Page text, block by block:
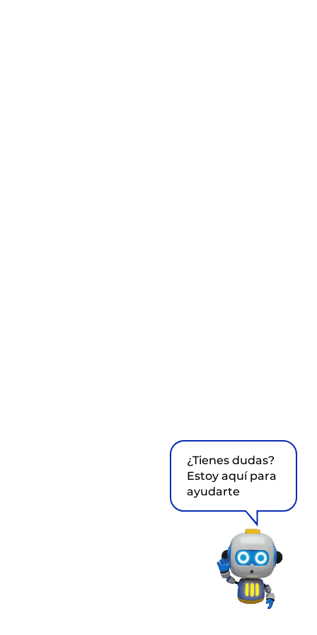
¿Tienes dudas?
Estoy aquí para
ayudarte